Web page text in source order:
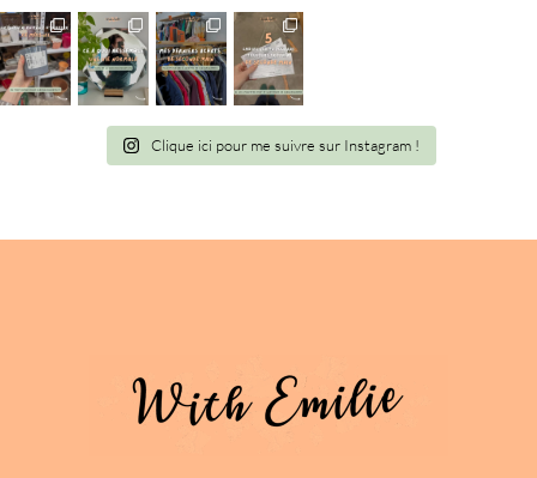
Clique ici pour me suivre sur Instagram !